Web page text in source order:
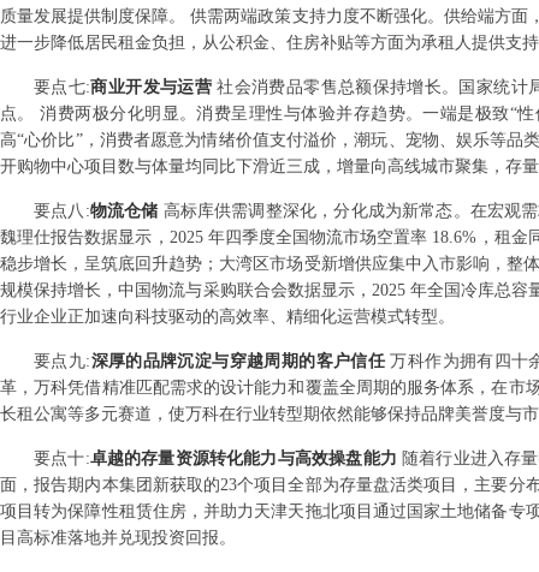
质量发展提供制度保障。 供需两端政策支持力度不断强化。供给端方
进一步降低居民租金负担，从公积金、住房补贴等方面为承租人提供支
要点七:商业开发与运营社会消费品零售总额保持增长。国家统计
点。 消费两极分化明显。消费呈理性与体验并存趋势。一端是极致“
高“心价比”，消费者愿意为情绪价值支付溢价，潮玩、宠物、娱乐等品
开购物中心项目数与体量均同比下滑近三成，增量向高线城市聚集，存
要点 八 :物流仓储 高标库供需调整深化，分化成为新常态。在宏观
魏理仕报告数据显示，2025 年四季度全国物流市场空置率 18.6%，租
稳步增长，呈筑底回升趋势；大湾区市场受新增供应集中入市影响，整
规模保持增长，中国物流与采购联合会数据显示，2025 年全国冷库总
行业企业正加速向科技驱动的高效率、精细化运营模式转型。
要点 九:深厚的品牌沉淀与穿越周期的客户信任万科作为拥有四十
革，万科凭借精准匹配需求的设计能力和覆盖全周期的服务体系，在
长租公寓等多元赛道，使万科在行业转型期依然能够保持品牌美誉度与
要点十:卓越的存量资源转化能力与高效操盘能力 随着行业进入存
面，报告期内本集团新获取的23个项目全部为存量盘活类项目，主要
项目转为保障性租赁住房，并助力天津天拖北项目通过国家土地储备
目高标准落地并兑现投资回报。